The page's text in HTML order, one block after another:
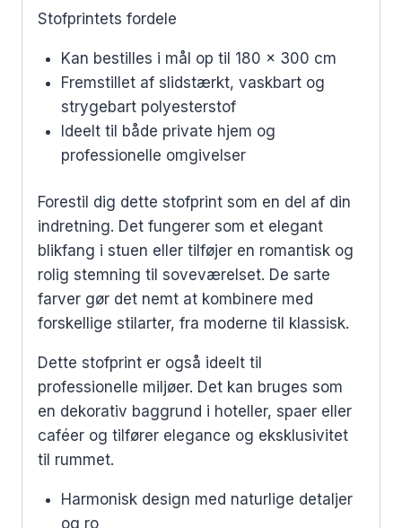
Stofprintets fordele
Kan bestilles i mål op til 180 x 300 cm
Fremstillet af slidstærkt, vaskbart og
strygebart polyesterstof
Ideelt til både private hjem og
professionelle omgivelser
Forestil dig dette stofprint som en del af din
indretning. Det fungerer som et elegant
blikfang i stuen eller tilføjer en romantisk og
rolig stemning til soveværelset. De sarte
farver gør det nemt at kombinere med
forskellige stilarter, fra moderne til klassisk.
Dette stofprint er også ideelt til
professionelle miljøer. Det kan bruges som
en dekorativ baggrund i hoteller, spaer eller
caféer og tilfører elegance og eksklusivitet
til rummet.
Harmonisk design med naturlige detaljer
og ro